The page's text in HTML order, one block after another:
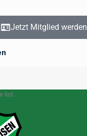
Jetzt Mitglied werden
list.